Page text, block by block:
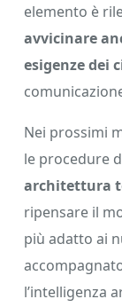
elemento è
avvicinare
esigenze dei
Nei prossimi
le procedure
architettura
ripensare il
più adatto ai
l’intelligenza